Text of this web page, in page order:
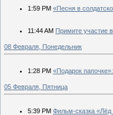
1:59 PM «Песня в
11:44 AM Примите участие
08 Февраля, Понедельник
1:28 PM «Подарок
05 Февраля, Пятница
5:39 PM Фильм-сказка